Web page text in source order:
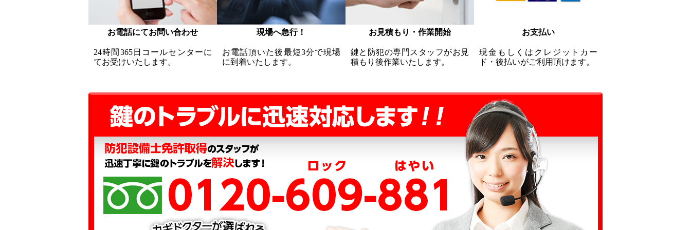
お電話にてお問い合わせ
24時間365日コールセンターに
てお受けいたします。
現場へ急行！
お電話頂いた後最短3分で現場
に到着いたします。
お見積もり・作業開始
鍵と防犯の専門スタッフがお見
積もり後作業いたします。
お支払い
現金もしくはクレジットカー
ド・後払いがご利用頂けます。